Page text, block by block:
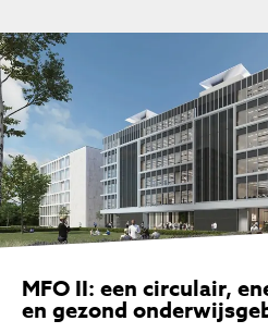
MFO II: een circulair,
en gezond